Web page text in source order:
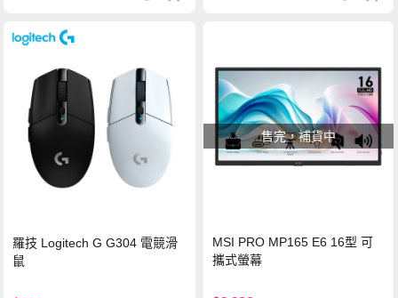
羅技 Logitech G G304 電競滑
鼠
售完，補貨中
MSI PRO MP165 E6 16型 可
攜式螢幕